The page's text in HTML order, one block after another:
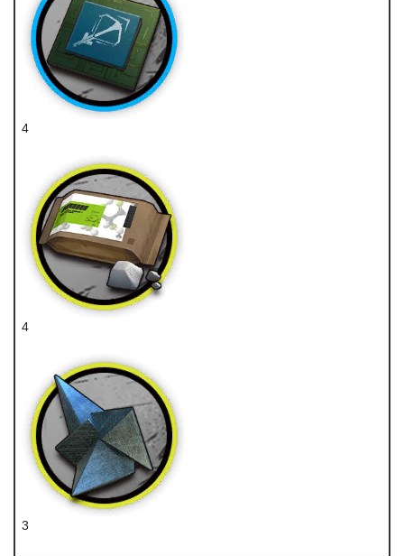
4
4
3